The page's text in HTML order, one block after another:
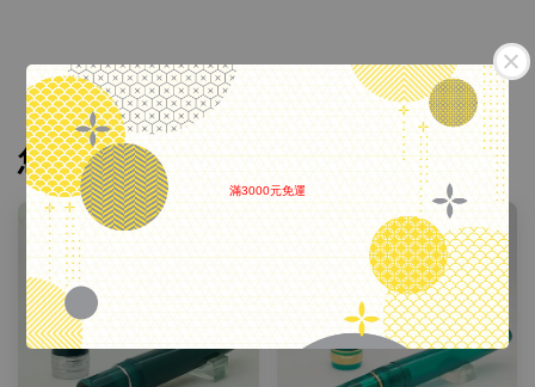
滿3000元免運
您可能也喜歡